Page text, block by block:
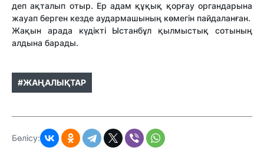
деп ақталып отыр. Ер адам құқық қорғау органдарына
жауап берген кезде аудармашының көмегін пайдаланған.
Жақын арада күдікті Ыстанбұл қылмыстық сотының
алдына барады.
#ЖАҢАЛЫҚТАР
Бөлісу: